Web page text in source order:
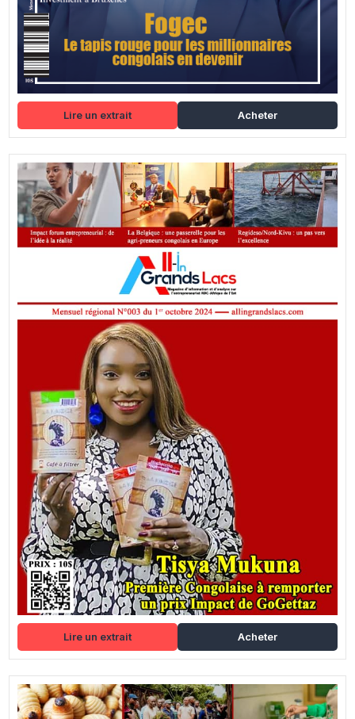
Lire un extrait Acheter
Lire un extrait Acheter